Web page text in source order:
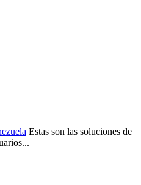
Estas son las soluciones de